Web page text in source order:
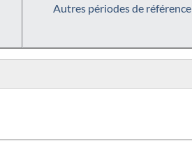
Autres périodes de référence